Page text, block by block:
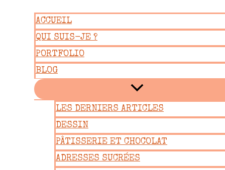
contenu
ACCUEIL
QUI SUIS-JE ?
PORTFOLIO
BLOG
LES DERNIERS ARTICLES
DESSIN
PÂTISSERIE ET CHOCOLAT
ADRESSES SUCRÉES